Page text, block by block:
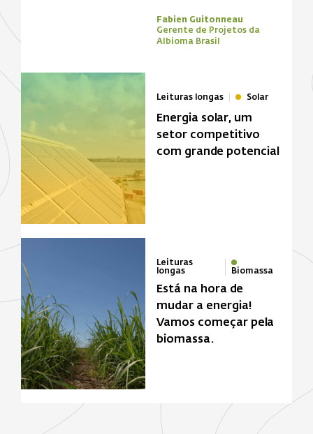
Fabien Guitonneau
Gerente de Projetos da
Albioma Brasil
Leituras longas Solar
Energia solar, um
setor competitivo
com grande potencial
Leituras
longas
Biomassa
Está na hora de
mudar a energia!
Vamos começar pela
biomassa.
Zona de foco
Biomassa Energia solar